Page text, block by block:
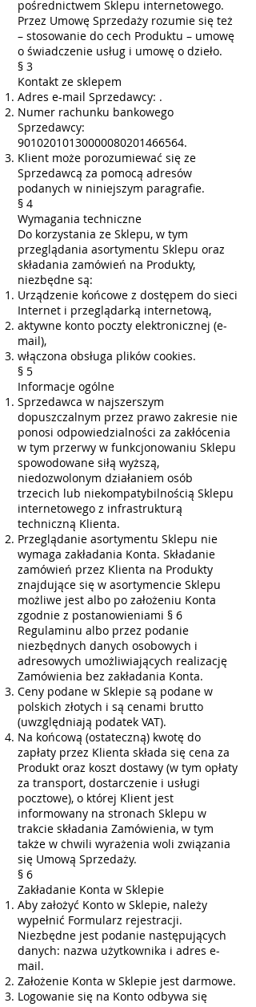
pośrednictwem Sklepu internetowego.
Przez Umowę Sprzedaży rozumie się też
– stosowanie do cech Produktu – umowę
o świadczenie usług i umowę o dzieło.
§ 3
Kontakt ze sklepem
Adres e-mail Sprzedawcy: .
Numer rachunku bankowego
Sprzedawcy:
90102010130000080201466564.
Klient może porozumiewać się ze
Sprzedawcą za pomocą adresów
podanych w niniejszym paragrafie.
§ 4
Wymagania techniczne
Do korzystania ze Sklepu, w tym
przeglądania asortymentu Sklepu oraz
składania zamówień na Produkty,
niezbędne są:
Urządzenie końcowe z dostępem do sieci
Internet i przeglądarką internetową,
aktywne konto poczty elektronicznej (e-
mail),
włączona obsługa plików cookies.
§ 5
Informacje ogólne
Sprzedawca w najszerszym
dopuszczalnym przez prawo zakresie nie
ponosi odpowiedzialności za zakłócenia
w tym przerwy w funkcjonowaniu Sklepu
spowodowane siłą wyższą,
niedozwolonym działaniem osób
trzecich lub niekompatybilnością Sklepu
internetowego z infrastrukturą
techniczną Klienta.
Przeglądanie asortymentu Sklepu nie
wymaga zakładania Konta. Składanie
zamówień przez Klienta na Produkty
znajdujące się w asortymencie Sklepu
możliwe jest albo po założeniu Konta
zgodnie z postanowieniami § 6
Regulaminu albo przez podanie
niezbędnych danych osobowych i
adresowych umożliwiających realizację
Zamówienia bez zakładania Konta.
Ceny podane w Sklepie są podane w
polskich złotych i są cenami brutto
(uwzględniają podatek VAT).
Na końcową (ostateczną) kwotę do
zapłaty przez Klienta składa się cena za
Produkt oraz koszt dostawy (w tym opłaty
za transport, dostarczenie i usługi
pocztowe), o której Klient jest
informowany na stronach Sklepu w
trakcie składania Zamówienia, w tym
także w chwili wyrażenia woli związania
się Umową Sprzedaży.
§ 6
Zakładanie Konta w Sklepie
Aby założyć Konto w Sklepie, należy
wypełnić Formularz rejestracji.
Niezbędne jest podanie następujących
danych: nazwa użytkownika i adres e-
mail.
Założenie Konta w Sklepie jest darmowe.
Logowanie się na Konto odbywa się